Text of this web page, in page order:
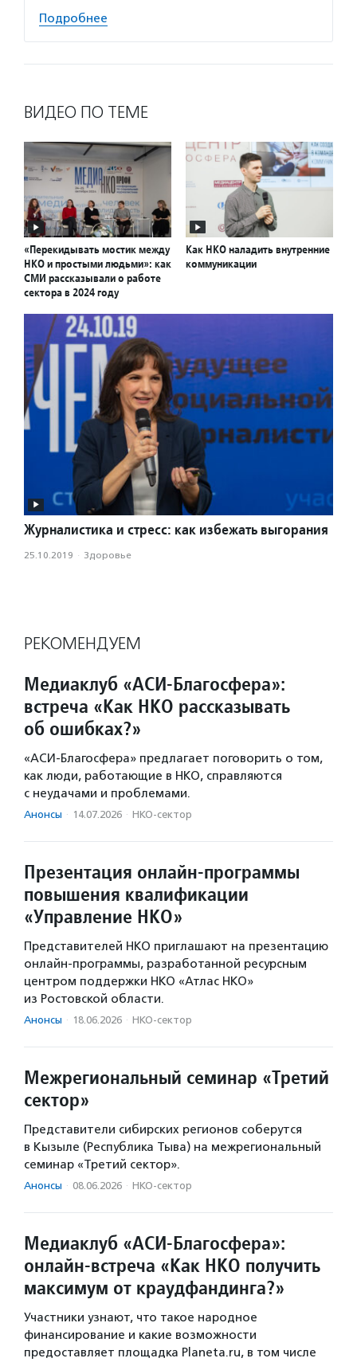
Подробнее
ВИДЕО ПО ТЕМЕ
«Перекидывать мостик между
НКО и простыми людьми»: как
СМИ рассказывали о работе
сектора в 2024 году
Как НКО наладить внутренние
коммуникации
Журналистика и стресс: как избежать выгорания
25.10.2019 · Здоровье
РЕКОМЕНДУЕМ
Медиаклуб «АСИ-Благосфера»:
встреча «Как НКО рассказывать
об ошибках?»
«АСИ-Благосфера» предлагает поговорить о том,
как люди, работающие в НКО, справляются
с неудачами и проблемами.
Анонсы · 14.07.2026 · НКО-сектор
Презентация онлайн-программы
повышения квалификации
«Управление НКО»
Представителей НКО приглашают на презентацию
онлайн-программы, разработанной ресурсным
центром поддержки НКО «Атлас НКО»
из Ростовской области.
Анонсы · 18.06.2026 · НКО-сектор
Межрегиональный семинар «Третий
сектор»
Представители сибирских регионов соберутся
в Кызыле (Республика Тыва) на межрегиональный
семинар «Третий сектор».
Анонсы · 08.06.2026 · НКО-сектор
Медиаклуб «АСИ-Благосфера»:
онлайн-встреча «Как НКО получить
максимум от краудфандинга?»
Участники узнают, что такое народное
финансирование и какие возможности
предоставляет площадка Planeta.ru, в том числе